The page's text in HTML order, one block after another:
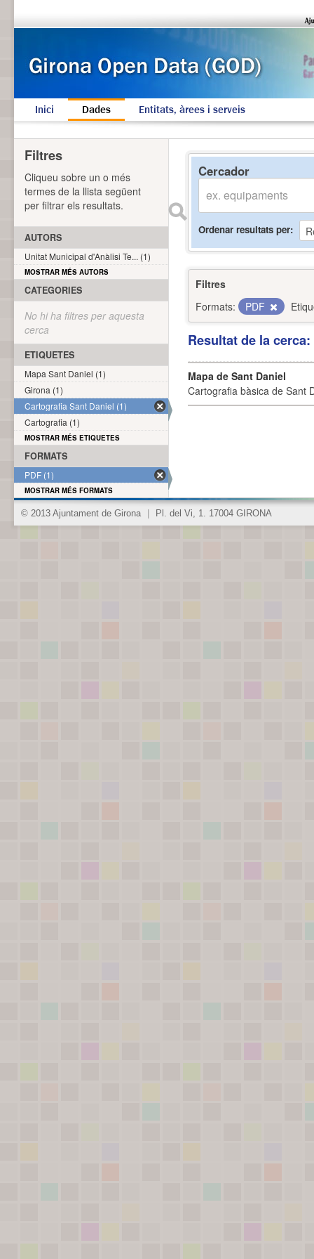
Inici Dades Entitats, àrees i serveis
Cercador
Ordenar resultats per
Filtres
Formats:
PDF
Resultat de la
Mapa de Sant Daniel
Cartografia bàsica de Sant
Filtres
Cliqueu sobre un o més
termes de la llista següent
per filtrar els resultats.
AUTORS
Unitat Municipal d'Anàlisi Te... (1)
MOSTRAR MÉS AUTORS
CATEGORIES
No hi ha filtres per aquesta
cerca
ETIQUETES
Mapa Sant Daniel (1)
Girona (1)
Cartografia Sant Daniel (1)
Cartografia (1)
MOSTRAR MÉS ETIQUETES
FORMATS
PDF (1)
MOSTRAR MÉS FORMATS
© 2013 Ajuntament de Girona Pl. del Vi, 1. 17004 GIRONA